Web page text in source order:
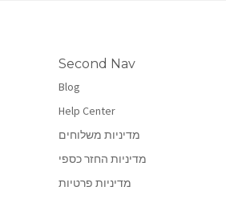
Second Nav
Blog
Help Center
מדיניות משלוחים
מדיניות החזר כספי
מדיניות פרטיות